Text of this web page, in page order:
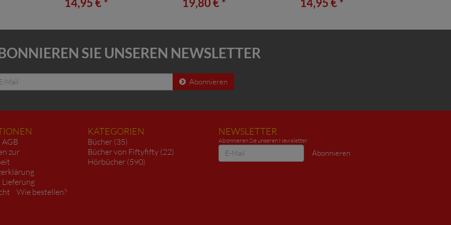
SIE UNSEREN NEWSLETTER
Abonnieren
AGB
zur
Lieferung
Wie bestellen?
KATEGORIEN
Bücher (35)
Bücher von Fiftyfifty (22)
Hörbücher (590)
NEWSLETTER
Abonnieren Sie unseren Newsletter
Newsletter Abonnieren